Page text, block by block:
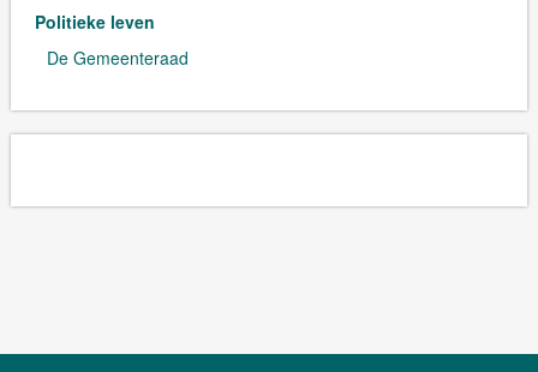
Politieke leven
De Gemeenteraad